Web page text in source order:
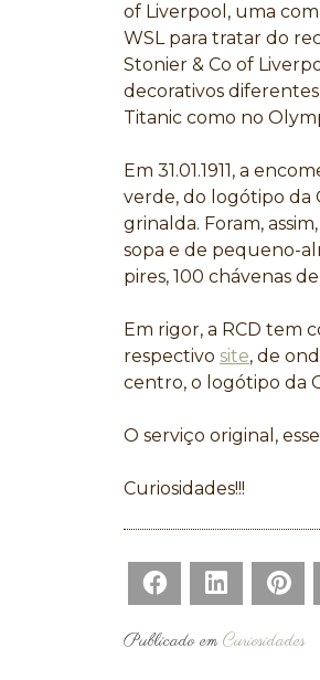
of Liverpool, uma
WSL para tratar do
Stonier & Co of
decorativos
Titanic como no
Em 31.01.1911, a
verde, do logótipo da
grinalda. Foram,
sopa e de pequeno-
pires, 100 chávenas
Em rigor, a RCD tem
respectivo site, de
centro, o logótipo da
O serviço original,
Curiosidades!!!
Facebook LinkedIn
Publicado emCuriosidades